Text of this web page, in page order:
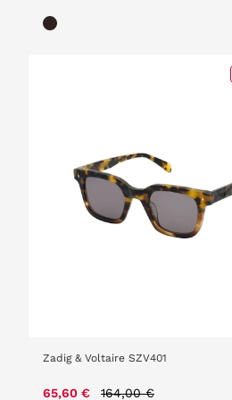
Zadig & Voltaire SZV401
65,60 € Price reduced from
164,00 €